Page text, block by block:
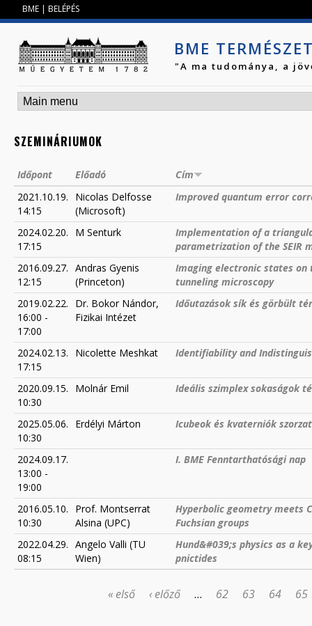
BME | BELÉPÉS
BME
"A ma tudománya, a
SZEMINÁRIUMOK
Időpont Előadó
Cím
2021.10.19.
14:15
Nicolas Delfosse
(Microsoft)
Improved quantum error
2024.02.20.
17:15
M Senturk
Implementation of a
parametrization of the SEIR
2016.09.27.
12:15
Andras Gyenis
(Princeton)
Imaging electronic states on
tunneling microscopy
2019.02.22.
16:00 -
17:00
Dr. Bokor Nándor,
Fizikai Intézet
Időutazások sík és görbült
2024.02.13.
17:15
Nicolette Meshkat Identifiability and
2020.09.15.
10:30
Molnár Emil Ideális szimplex sokaságok
2025.05.06.
10:30
Erdélyi Márton Icubeok és kvaterniók
2024.09.17.
13:00 -
19:00
I. BME Fenntarthatósági nap
2016.05.10.
10:30
Prof. Montserrat
Alsina (UPC)
Hyperbolic geometry meets
Fuchsian groups
2022.04.29.
08:15
Angelo Valli (TU
Wien)
Hund&#039;s physics as a
pnictides
« első ‹ előző … 62 63 64 65